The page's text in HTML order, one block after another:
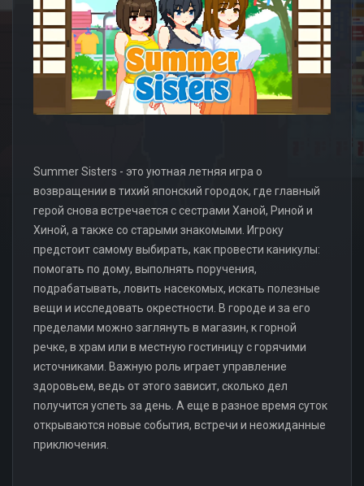
Summer Sisters - это уютная летняя игра о
возвращении в тихий японский городок, где главный
герой снова встречается с сестрами Ханой, Риной и
Хиной, а также со старыми знакомыми. Игроку
предстоит самому выбирать, как провести каникулы:
помогать по дому, выполнять поручения,
подрабатывать, ловить насекомых, искать полезные
вещи и исследовать окрестности. В городе и за его
пределами можно заглянуть в магазин, к горной
речке, в храм или в местную гостиницу с горячими
источниками. Важную роль играет управление
здоровьем, ведь от этого зависит, сколько дел
получится успеть за день. А еще в разное время суток
открываются новые события, встречи и неожиданные
приключения.